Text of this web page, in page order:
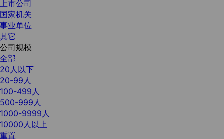
上市公司
国家机关
事业单位
其它
公司规模
全部
20人以下
20-99人
100-499人
500-999人
1000-9999人
10000人以上
重置